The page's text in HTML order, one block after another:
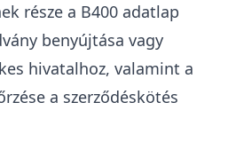
része a B400 adatlap
benyújtása vagy
hivatalhoz, valamint a
a szerződéskötés